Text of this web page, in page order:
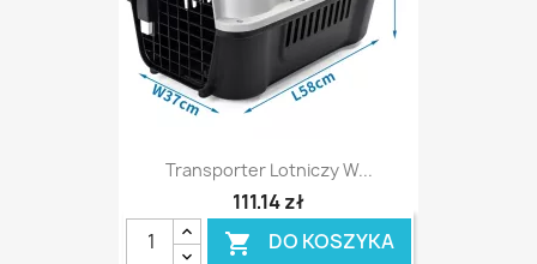
Transporter Lotniczy W...
111,14 zł
 DO KOSZYKA